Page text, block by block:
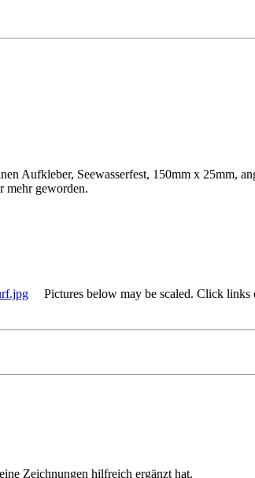
Aufkleber, Seewasserfest, 150mm x 25mm,
mehr geworden.
Pictures below may be scaled. Click
Zeichnungen hilfreich ergänzt hat.